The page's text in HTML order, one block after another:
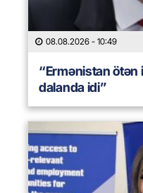
08.08.2026 - 10:49
“Ermənistan
dalanda idi”